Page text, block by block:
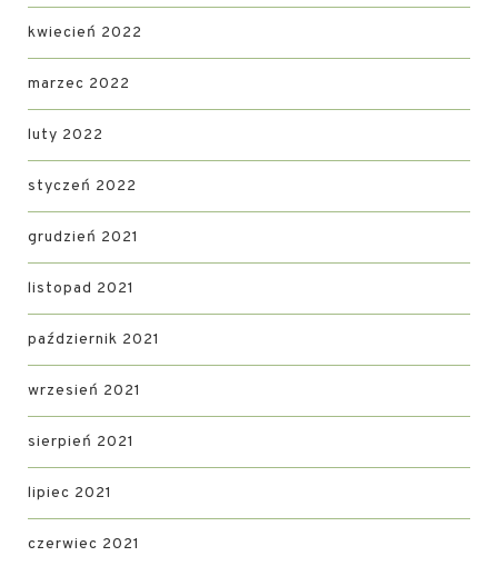
kwiecień 2022
marzec 2022
luty 2022
styczeń 2022
grudzień 2021
listopad 2021
październik 2021
wrzesień 2021
sierpień 2021
lipiec 2021
czerwiec 2021